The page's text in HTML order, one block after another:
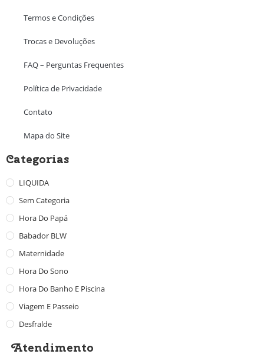
Termos e Condições
Trocas e Devoluções
FAQ – Perguntas Frequentes
Política de Privacidade
Contato
Mapa do Site
Categorias
LIQUIDA
Sem Categoria
Hora Do Papá
Babador BLW
Maternidade
Hora Do Sono
Hora Do Banho E Piscina
Viagem E Passeio
Desfralde
Atendimento